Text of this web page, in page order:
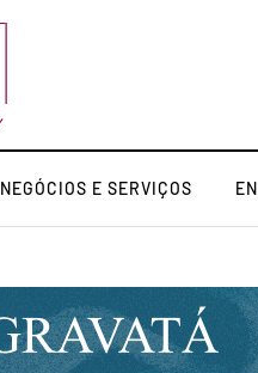
NEGÓCIOS E SERVIÇOS